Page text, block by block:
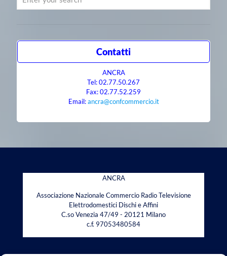
Contatti
ANCRA
Tel: 02.77.50.267
Fax: 02.77.52.259
Email:ancra@confcommercio.it
ANCRA
Associazione Nazionale Commercio Radio Televisione
Elettrodomestici Dischi e Affini
C.so Venezia 47/49 - 20121 Milano
c.f. 97053480584